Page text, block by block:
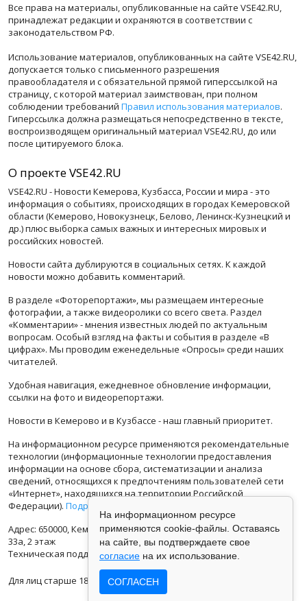
Все права на материалы, опубликованные на сайте VSE42.RU,
принадлежат редакции и охраняются в соответствии с
законодательством РФ.
Использование материалов, опубликованных на сайте VSE42.RU,
допускается только с письменного разрешения
правообладателя и с обязательной прямой гиперссылкой на
страницу, с которой материал заимствован, при полном
соблюдении требований Правил использования материалов.
Гиперссылка должна размещаться непосредственно в тексте,
воспроизводящем оригинальный материал VSE42.RU, до или
после цитируемого блока.
О проекте VSE42.RU
VSE42.RU - Новости Кемерова, Кузбасса, России и мира - это
информация о событиях, происходящих в городах Кемеровской
области (Кемерово, Новокузнецк, Белово, Ленинск-Кузнецкий и
др.) плюс выборка самых важных и интересных мировых и
российских новостей.
Новости сайта дублируются в социальных сетях. К каждой
новости можно добавить комментарий.
В разделе «Фоторепортажи», мы размещаем интересные
фотографии, а также видеоролики со всего света. Раздел
«Комментарии» - мнения известных людей по актуальным
вопросам. Особый взгляд на факты и события в разделе «В
цифрах». Мы проводим еженедельные «Опросы» среди наших
читателей.
Удобная навигация, ежедневное обновление информации,
ссылки на фото и видеорепортажи.
Новости в Кемерово и в Кузбассе - наш главный приоритет.
На информационном ресурсе применяются рекомендательные
технологии (информационные технологии предоставления
информации на основе сбора, систематизации и анализа
сведений, относящихся к предпочтениям пользователей сети
«Интернет», находящихся на территории Российской
Федерации). Подробная информация
Адрес: 650000, Кемеровская Область, г.Кемерово, ул.Кузбасская
33а, 2 этаж
Техническая поддержка: support@vse42.ru
Для лиц старше 18 лет.
На информационном ресурсе
применяются cookie-файлы. Оставаясь
на сайте, вы подтверждаете свое
согласие на их использование.
СОГЛАСЕН